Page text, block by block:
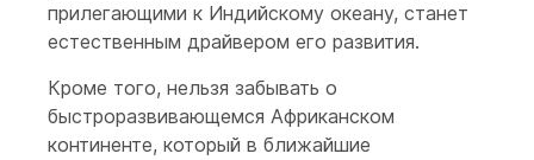
прилегающими к Индийскому океану, станет
естественным драйвером его развития.
Кроме того, нельзя забывать о
быстроразвивающемся Африканском
континенте, который в ближайшие